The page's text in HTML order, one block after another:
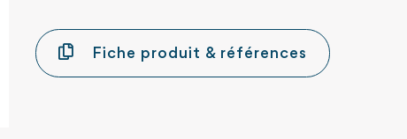
Fiche produit & références